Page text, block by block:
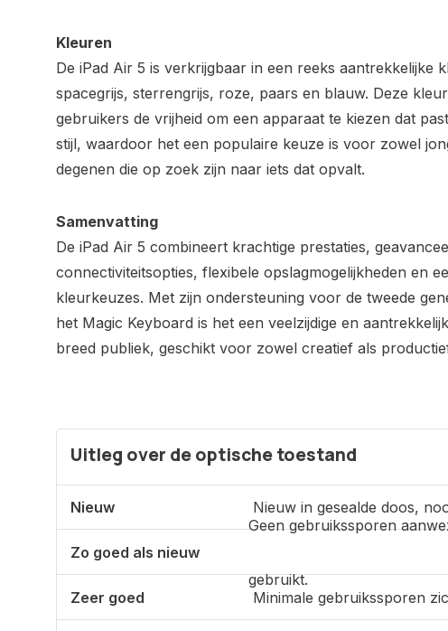
Kleuren
De iPad Air 5 is verkrijgbaar in een reeks aantrekkelijke
spacegrijs, sterrengrijs, roze, paars en blauw. Deze
gebruikers de vrijheid om een apparaat te kiezen dat
stijl, waardoor het een populaire keuze is voor zowel
degenen die op zoek zijn naar iets dat opvalt.
Samenvatting
De iPad Air 5 combineert krachtige prestaties,
connectiviteitsopties, flexibele opslagmogelijkheden en
kleurkeuzes. Met zijn ondersteuning voor de tweede
het Magic Keyboard is het een veelzijdige en
breed publiek, geschikt voor zowel creatief als
Uitleg over de optische toestand
Nieuw Nieuw in gesealde doos,
Zo goed als nieuw
Geen gebruikssporen
gebruikt.
Zeer goed
Minimale gebruikssporen